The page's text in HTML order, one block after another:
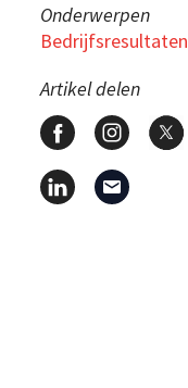
Onderwerpen
Bedrijfsresultaten
Artikel delen